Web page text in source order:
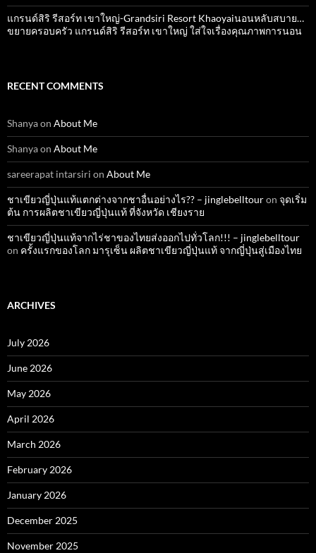
แกรนด์สิริ​ รีสอร์ท​ เขาใหญ่​-Grandsiri​ Resort​ Khaoyaiนอนหลับสบาย…
ขยายครอบครัว แกรนด์สิริ รีสอร์ท เขาใหญ่ ใส่ใจเรื่องคุณภาพการนอน
RECENT COMMENTS
Shanyaon About Me
Shanyaon About Me
sareerapat intarsiri on About Me
ชาเขียวญี่ปุ่นแท้แตกต่างจากชาอื่นอย่างไร?? – jinglebelltouron จุดเริ่ม
ต้น การผลิตชาเขียวญี่ปุ่นแท้ ที่จังหวัด เชียงราย
ชาเขียวญี่ปุ่นแท้จากไร่ชาของไทยส่งออกไปทั่วโลก!!! – jinglebelltour
on ครั้งแรกของโลก มารุเซ็น ผลิตชาเขียวญี่ปุ่นแท้ จากญี่ปุ่นสู่เมืองไทย
ARCHIVES
July 2026
June 2026
May 2026
April 2026
March 2026
February 2026
January 2026
December 2025
November 2025